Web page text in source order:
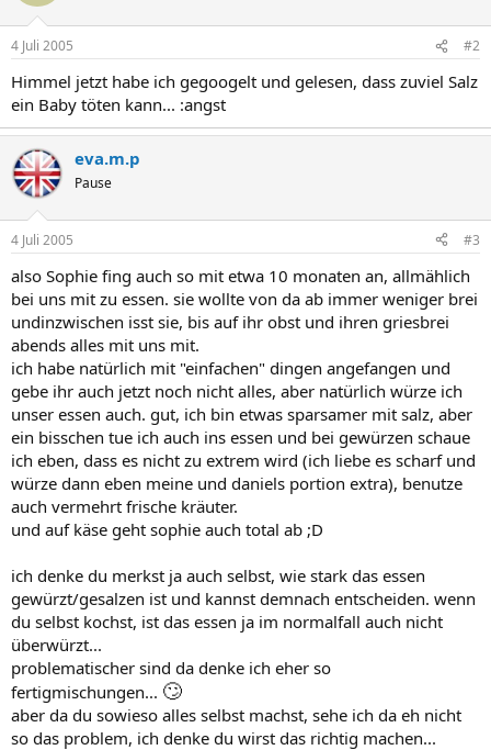
4 Juli 2005 #2
Himmel jetzt habe ich gegoogelt und gelesen, dass zuviel Salz
ein Baby töten kann... :angst
eva.m.p
Pause
4 Juli 2005 #3
also Sophie fing auch so mit etwa 10 monaten an, allmählich
bei uns mit zu essen. sie wollte von da ab immer weniger brei
undinzwischen isst sie, bis auf ihr obst und ihren griesbrei
abends alles mit uns mit.
ich habe natürlich mit "einfachen" dingen angefangen und
gebe ihr auch jetzt noch nicht alles, aber natürlich würze ich
unser essen auch. gut, ich bin etwas sparsamer mit salz, aber
ein bisschen tue ich auch ins essen und bei gewürzen schaue
ich eben, dass es nicht zu extrem wird (ich liebe es scharf und
würze dann eben meine und daniels portion extra), benutze
auch vermehrt frische kräuter.
und auf käse geht sophie auch total ab ;D
ich denke du merkst ja auch selbst, wie stark das essen
gewürzt/gesalzen ist und kannst demnach entscheiden. wenn
du selbst kochst, ist das essen ja im normalfall auch nicht
überwürzt...
problematischer sind da denke ich eher so
fertigmischungen... 🙄
aber da du sowieso alles selbst machst, sehe ich da eh nicht
so das problem, ich denke du wirst das richtig machen...